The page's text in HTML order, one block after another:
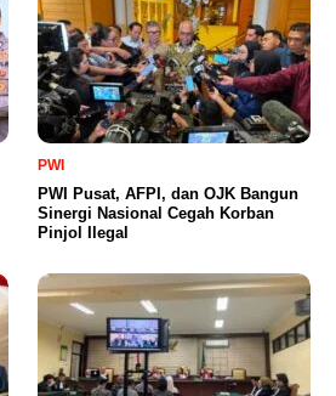
PWI
PWI Pusat, AFPI, dan OJK Bangun
Sinergi Nasional Cegah Korban
Pinjol Ilegal